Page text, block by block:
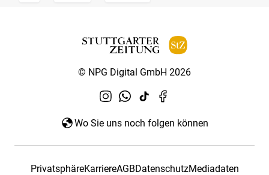
© NPG Digital GmbH 2026
Wo Sie uns noch folgen können
PrivatsphäreKarriereAGBDatenschutzMediadaten